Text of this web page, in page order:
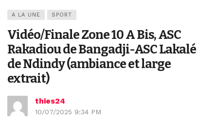
A LA UNE SPORT
Vidéo/Finale Zone 10 A Bis, ASC
Rakadiou de Bangadji-ASC Lakalé
de Ndindy (ambiance et large
extrait)
thies24
10/07/2025 9:34 PM